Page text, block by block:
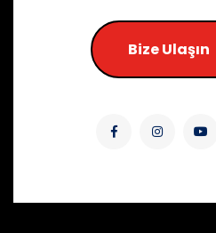
Bize Ulaşın